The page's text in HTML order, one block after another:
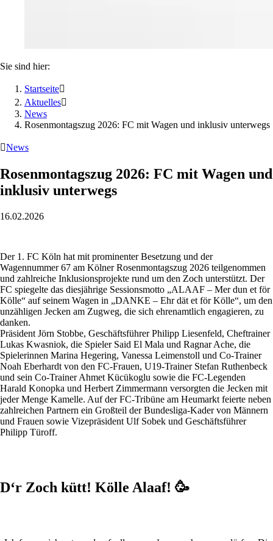
Sie sind hier:
Startseite
Aktuelles
News
Rosenmontagszug 2026: FC mit Wagen und inklusiv unterwegs
News
Rosenmontagszug 2026: FC mit Wagen und
inklusiv unterwegs
16.02.2026
Der 1. FC Köln hat mit prominenter Besetzung und der
Wagennummer 67 am Kölner Rosenmontagszug 2026 teilgenommen
und zahlreiche Inklusionsprojekte rund um den Zoch unterstützt. Der
FC spiegelte das diesjährige Sessionsmotto „ALAAF – Mer dun et för
Kölle“ auf seinem Wagen in „DANKE – Ehr dät et för Kölle“, um den
unzähligen Jecken am Zugweg, die sich ehrenamtlich engagieren, zu
danken.
Präsident Jörn Stobbe, Geschäftsführer Philipp Liesenfeld, Cheftrainer
Lukas Kwasniok, die Spieler Said El Mala und Ragnar Ache, die
Spielerinnen Marina Hegering, Vanessa Leimenstoll und Co-Trainer
Noah Eberhardt von den FC-Frauen, U19-Trainer Stefan Ruthenbeck
und sein Co-Trainer Ahmet Kücükoglu sowie die FC-Legenden
Harald Konopka und Herbert Zimmermann versorgten die Jecken mit
jeder Menge Kamelle. Auf der FC-Tribüne am Heumarkt feierte neben
zahlreichen Partnern ein Großteil der Bundesliga-Kader von Männern
und Frauen sowie Vizepräsident Ulf Sobek und Geschäftsführer
Philipp Türoff.
D‘r Zoch kütt! Kölle Alaaf! 🥳